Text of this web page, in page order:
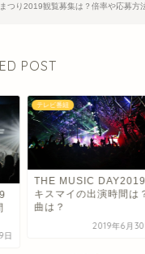
つり2019観覧募集は？倍率や応募方
POST
テレビ番組
THE MUSIC DAY2019
キスマイの出演時間は？
曲は？
2019年6月30